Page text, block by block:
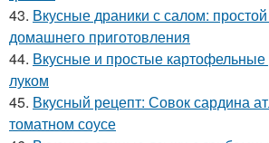
43. Вкусные драники с салом:
домашнего приготовления
44. Вкусные и простые
луком
45. Вкусный рецепт: Совок сардина
томатном соусе